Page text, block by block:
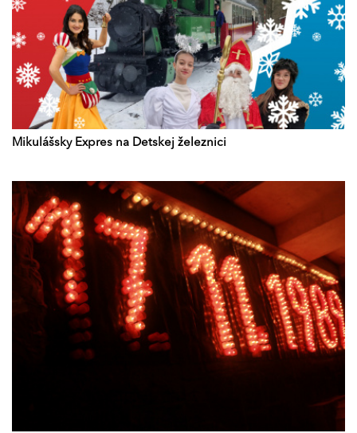
Mikulášsky Expres na Detskej železnici